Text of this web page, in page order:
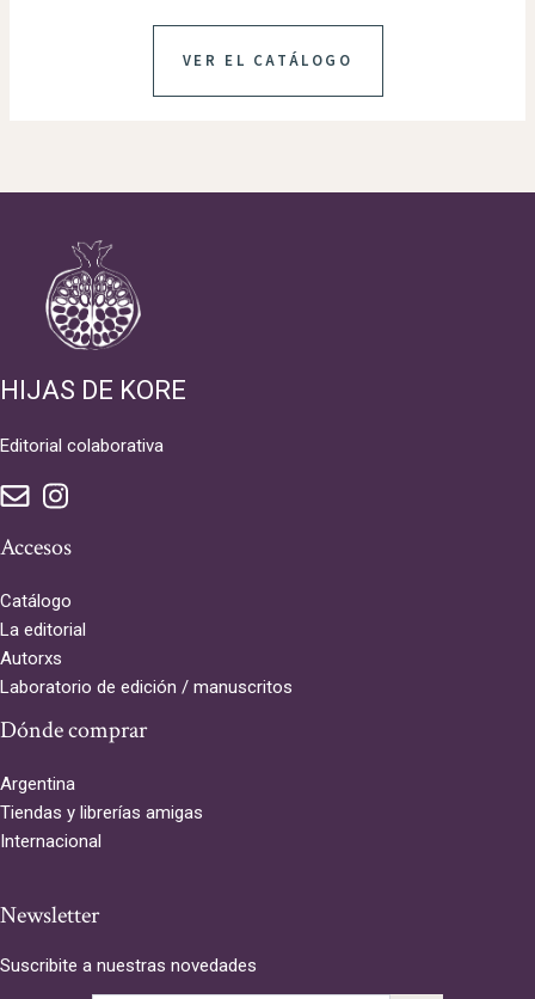
VER EL CATÁLOGO
HIJAS DE KORE
Editorial colaborativa
Accesos
Catálogo
La editorial
Autorxs
Laboratorio de edición / manuscritos
Dónde comprar
Argentina
Tiendas y librerías amigas
Internacional
Newsletter
Suscribite a nuestras novedades